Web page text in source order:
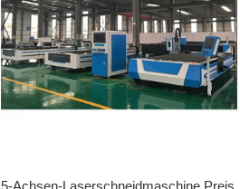
das Problem direkt entsprechend der
aktuellen Situation zu lösen.
5-Achsen-Laserschneidmaschine Preis